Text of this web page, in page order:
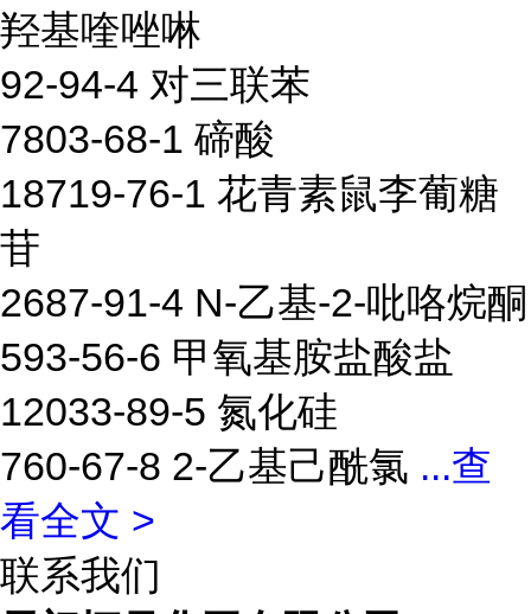
羟基喹唑啉
92-94-4 对三联苯
7803-68-1 碲酸
18719-76-1 花青素鼠李葡糖
苷
2687-91-4 N-乙基-2-吡咯烷酮
593-56-6 甲氧基胺盐酸盐
12033-89-5 氮化硅
760-67-8 2-乙基己酰氯 ...查
看全文 >
联系我们